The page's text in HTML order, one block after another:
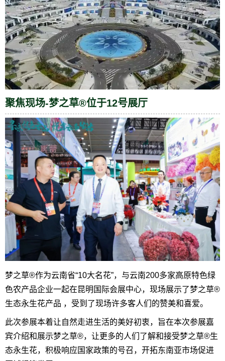
聚焦现场-梦之草®位于12号展厅
梦之草®作为云南省“10大名花”，与云南200多家高原特色绿
色农产品企业一起在昆明国际会展中心，现场展示了梦之草®
生态永生花产品 ，受到了现场许多客人们的赞美和喜爱。
此次参展本着让自然走进生活的美好初衷，旨在本次参展嘉
宾介绍和展示梦之草®，让更多的人们了解和接受梦之草®生
态永生花，积极响应国家政策的号召，开拓东南亚市场促进